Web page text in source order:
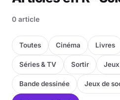
0 article
Toutes Cinéma Livres
Séries & TV Sortir
Bande dessinée Jeux de